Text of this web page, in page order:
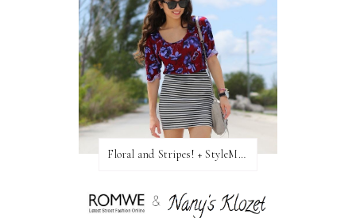
Floral and Stripes! + StyleMint GIVEAWAY!